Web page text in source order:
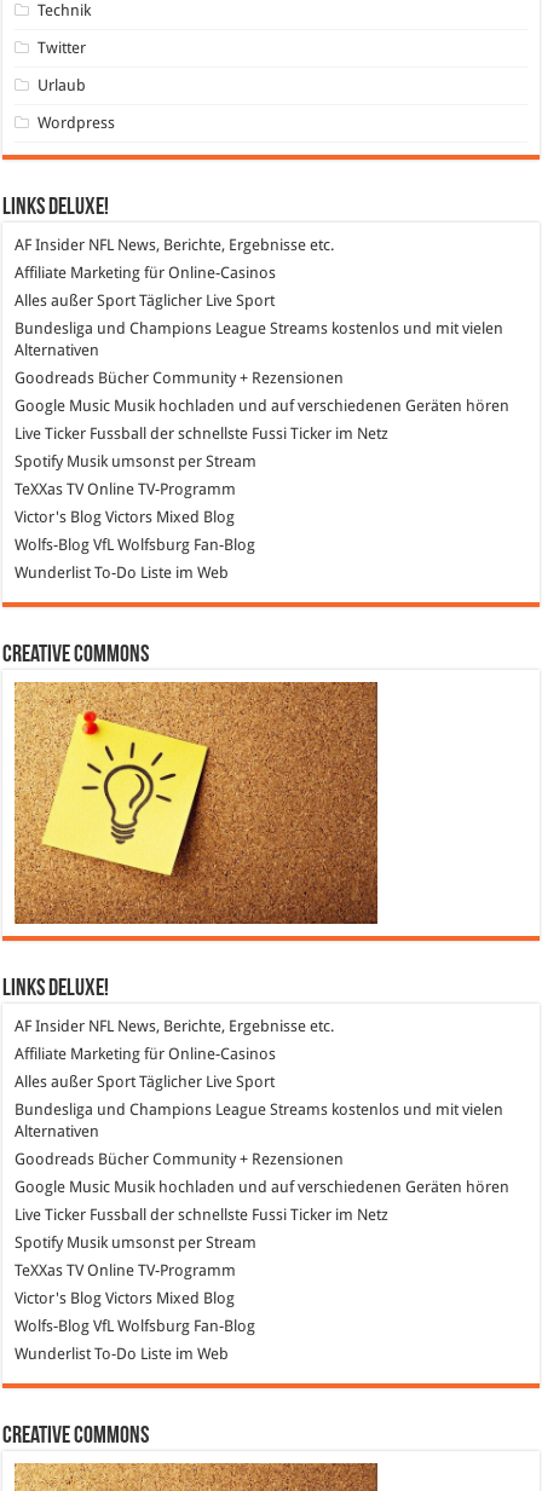
Technik
Twitter
Urlaub
Wordpress
Links DeLuXe!
AF Insider NFL News, Berichte, Ergebnisse etc.
Affiliate Marketing für Online-Casinos
Alles außer SportTäglicher Live Sport
Bundesliga und Champions League Streams kostenlos und mit vielen
Alternativen
Goodreads Bücher Community + Rezensionen
Google Music Musik hochladen und auf verschiedenen Geräten hören
Live Ticker Fussball
der schnellste Fussi Ticker im Netz
SpotifyMusik umsonst per Stream
TeXXas TVOnline TV-Programm
Victor's Blog Victors Mixed Blog
Wolfs-Blog VfL Wolfsburg Fan-Blog
WunderlistTo-Do Liste im Web
Creative Commons
Links DeLuXe!
AF Insider NFL News, Berichte, Ergebnisse etc.
Affiliate Marketing für Online-Casinos
Alles außer Sport Täglicher Live Sport
Bundesliga und Champions League Streams kostenlos und mit vielen
Alternativen
Goodreads Bücher Community + Rezensionen
Google Music Musik hochladen und auf verschiedenen Geräten hören
Live Ticker Fussball der schnellste Fussi Ticker im Netz
SpotifyMusik umsonst per Stream
TeXXas TVOnline TV-Programm
Victor's Blog Victors Mixed Blog
Wolfs-Blog VfL Wolfsburg Fan-Blog
Wunderlist To-Do Liste im Web
Creative Commons